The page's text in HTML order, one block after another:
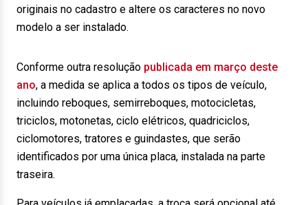
originais no cadastro e altere os caracteres no novo
modelo a ser instalado.
Conforme outra resolução publicada em março deste
ano, a medida se aplica a todos os tipos de veículo,
incluindo reboques, semirreboques, motocicletas,
triciclos, motonetas, ciclo elétricos, quadriciclos,
ciclomotores, tratores e guindastes, que serão
identificados por uma única placa, instalada na parte
traseira.